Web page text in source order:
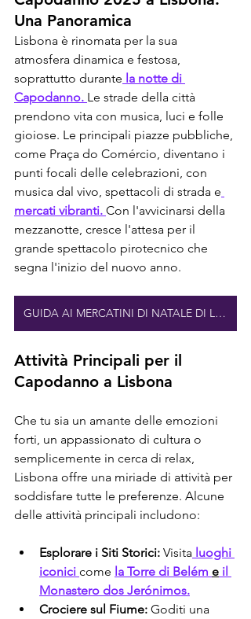
Una Panoramica
Lisbona è rinomata per la sua
atmosfera dinamica e festosa,
soprattutto durante la notte di
Capodanno. Le strade della città
prendono vita con musica, luci e folle
gioiose. Le principali piazze pubbliche,
come Praça do Comércio, diventano i
punti focali delle celebrazioni, con
musica dal vivo, spettacoli di strada e
mercati vibranti. Con l'avvicinarsi della
mezzanotte, cresce l'attesa per il
grande spettacolo pirotecnico che
segna l'inizio del nuovo anno.
GUIDA AI MERCATINI DI NATALE DI LISBONA
Attività Principali per il
Capodanno a Lisbona
Che tu sia un amante delle emozioni
forti, un appassionato di cultura o
semplicemente in cerca di relax,
Lisbona offre una miriade di attività per
soddisfare tutte le preferenze. Alcune
delle attività principali includono:
Esplorare i Siti Storici: Visita luoghi
iconici come la Torre di Belém e il
Monastero dos Jerónimos.
Crociere sul Fiume: Goditi una